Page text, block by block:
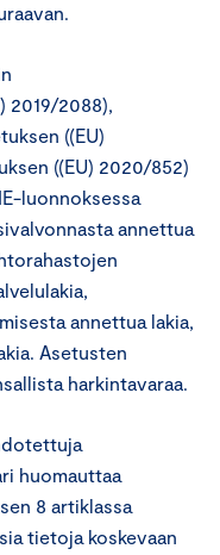
2019/2088),
((EU)
((EU) 2020/852)
luonnoksessa
annettua
annettua lakia,
Asetusten
harkintavaraa.
huomauttaa
8 artiklassa
tietoja koskevaan